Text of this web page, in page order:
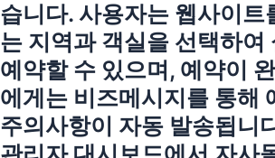
습니다. 사용자는 웹사이트
는 지역과 객실을 선택하여
예약할 수 있으며, 예약이
에게는 비즈메시지를 통해
주의사항이 자동 발송됩니